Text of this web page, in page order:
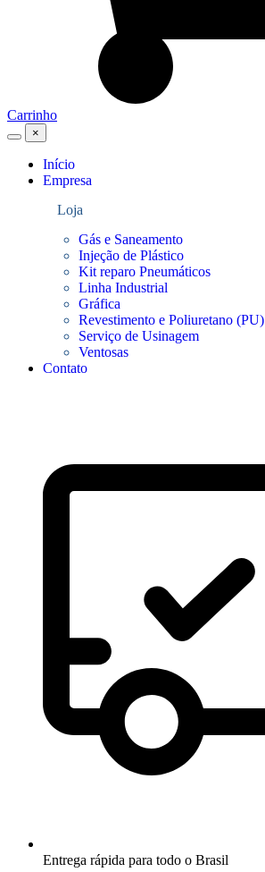
Carrinho
Alternar
×
Fechar
menu
Início
Empresa
Loja
Gás e Saneamento
Injeção de Plástico
Kit reparo Pneumáticos
Linha Industrial
Gráfica
Revestimento e Poliuretano (PU)
Serviço de Usinagem
Ventosas
Contato
Entrega rápida para todo o Brasil